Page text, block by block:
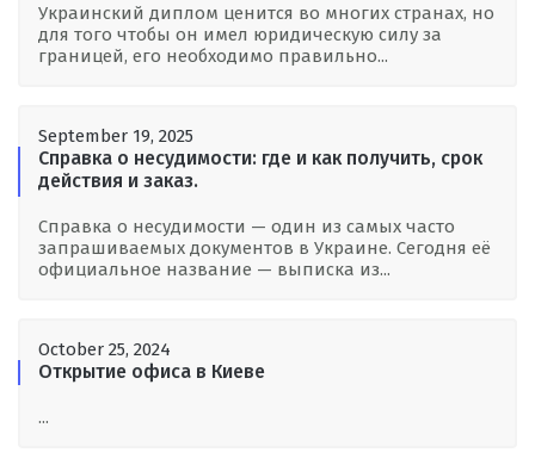
Украинский диплом ценится во многих странах, но
для того чтобы он имел юридическую силу за
границей, его необходимо правильно...
September 19, 2025
Справка о несудимости: где и как получить, срок
действия и заказ.
Справка о несудимости — один из самых часто
запрашиваемых документов в Украине. Сегодня её
официальное название — выписка из...
October 25, 2024
Открытие офиса в Киеве
...